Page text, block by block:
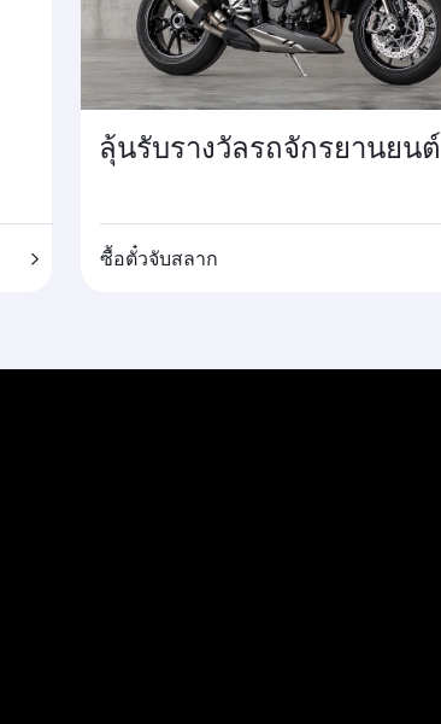
ลุ้นรับรางวัลรถจักรยานยนต์
ซื้อตั๋วจับสลาก